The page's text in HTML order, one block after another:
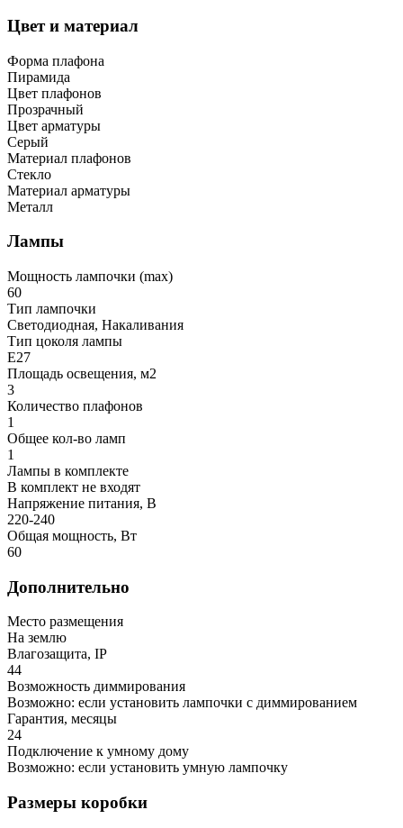
Цвет и материал
Форма плафона
Пирамида
Цвет плафонов
Прозрачный
Цвет арматуры
Серый
Материал плафонов
Стекло
Материал арматуры
Металл
Лампы
Мощность лампочки (max)
60
Тип лампочки
Светодиодная, Накаливания
Тип цоколя лампы
E27
Площадь освещения, м2
3
Количество плафонов
1
Общее кол-во ламп
1
Лампы в комплекте
В комплект не входят
Напряжение питания, В
220-240
Общая мощность, Вт
60
Дополнительно
Место размещения
На землю
Влагозащита, IP
44
Возможность диммирования
Возможно: если установить лампочки с диммированием
Гарантия, месяцы
24
Подключение к умному дому
Возможно: если установить умную лампочку
Размеры коробки